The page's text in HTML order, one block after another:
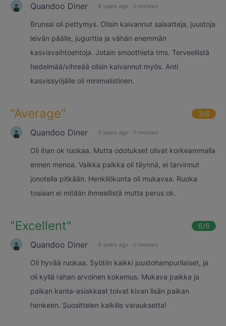
Quandoo Diner 9 years ago · 0 reviews
Brunssi oli pettymys. Olisin kaivannut salaatteja, juustoja
leivän päälle, jugurttia ja vähän enemmän
kasvisvaihtoehtoja. Jotain smoothieta tms. Terveellistä
hedelmää/vihreää olisin kaivannut myös. Anti
kasvissyöjälle oli minimalistinen.
"Average" 3/6
Quandoo Diner 9 years ago · 0 reviews
Oli ihan ok ruokaa. Mutta odotukset olivat korkeammalla
ennen menoa. Vaikka paikka oli täynnä, ei tarvinnut
jonotella pitkään. Henkilökunta oli mukavaa. Ruoka
tosiaan ei mitään ihmeellistä mutta perus ok.
"Excellent" 6/6
Quandoo Diner 9 years ago · 0 reviews
Oli hyvää ruokaa. Syötiin kaikki juustohampurilaiset, ja
oli kyllä rahan arvoinen kokemus. Mukava paikka ja
paikan kanta-asiakkaat toivat kivan lisän paikan
henkeen. Suosittelen kaikille varauksetta!